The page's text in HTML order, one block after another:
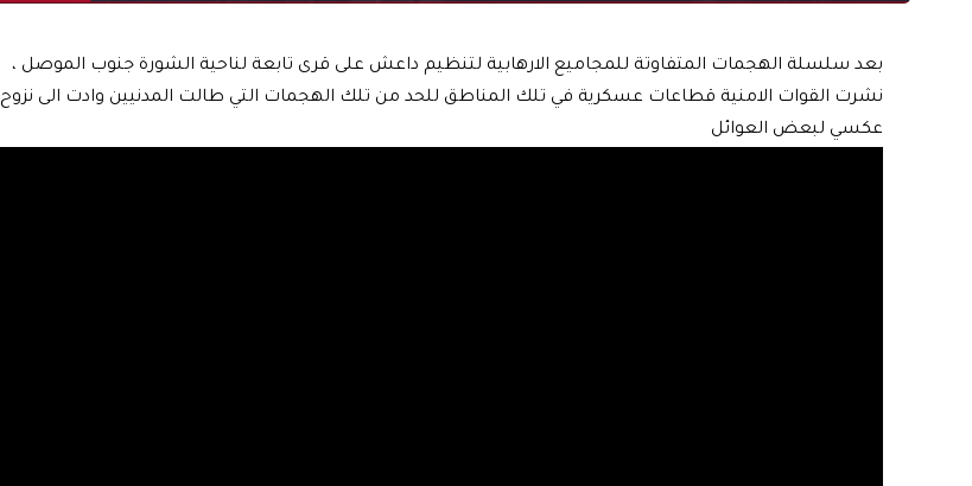
بعد سلسلة الهجمات المتفاوتة للمجاميع الارهابية لتنظيم داعش على قرى تابعة لناحية الشورة جنوب الموصل ،
نشرت القوات الامنية قطاعات عسكرية في تلك المناطق للحد من تلك الهجمات التي طالت المدنيين وادت الى نزوح
عكسي لبعض العوائل